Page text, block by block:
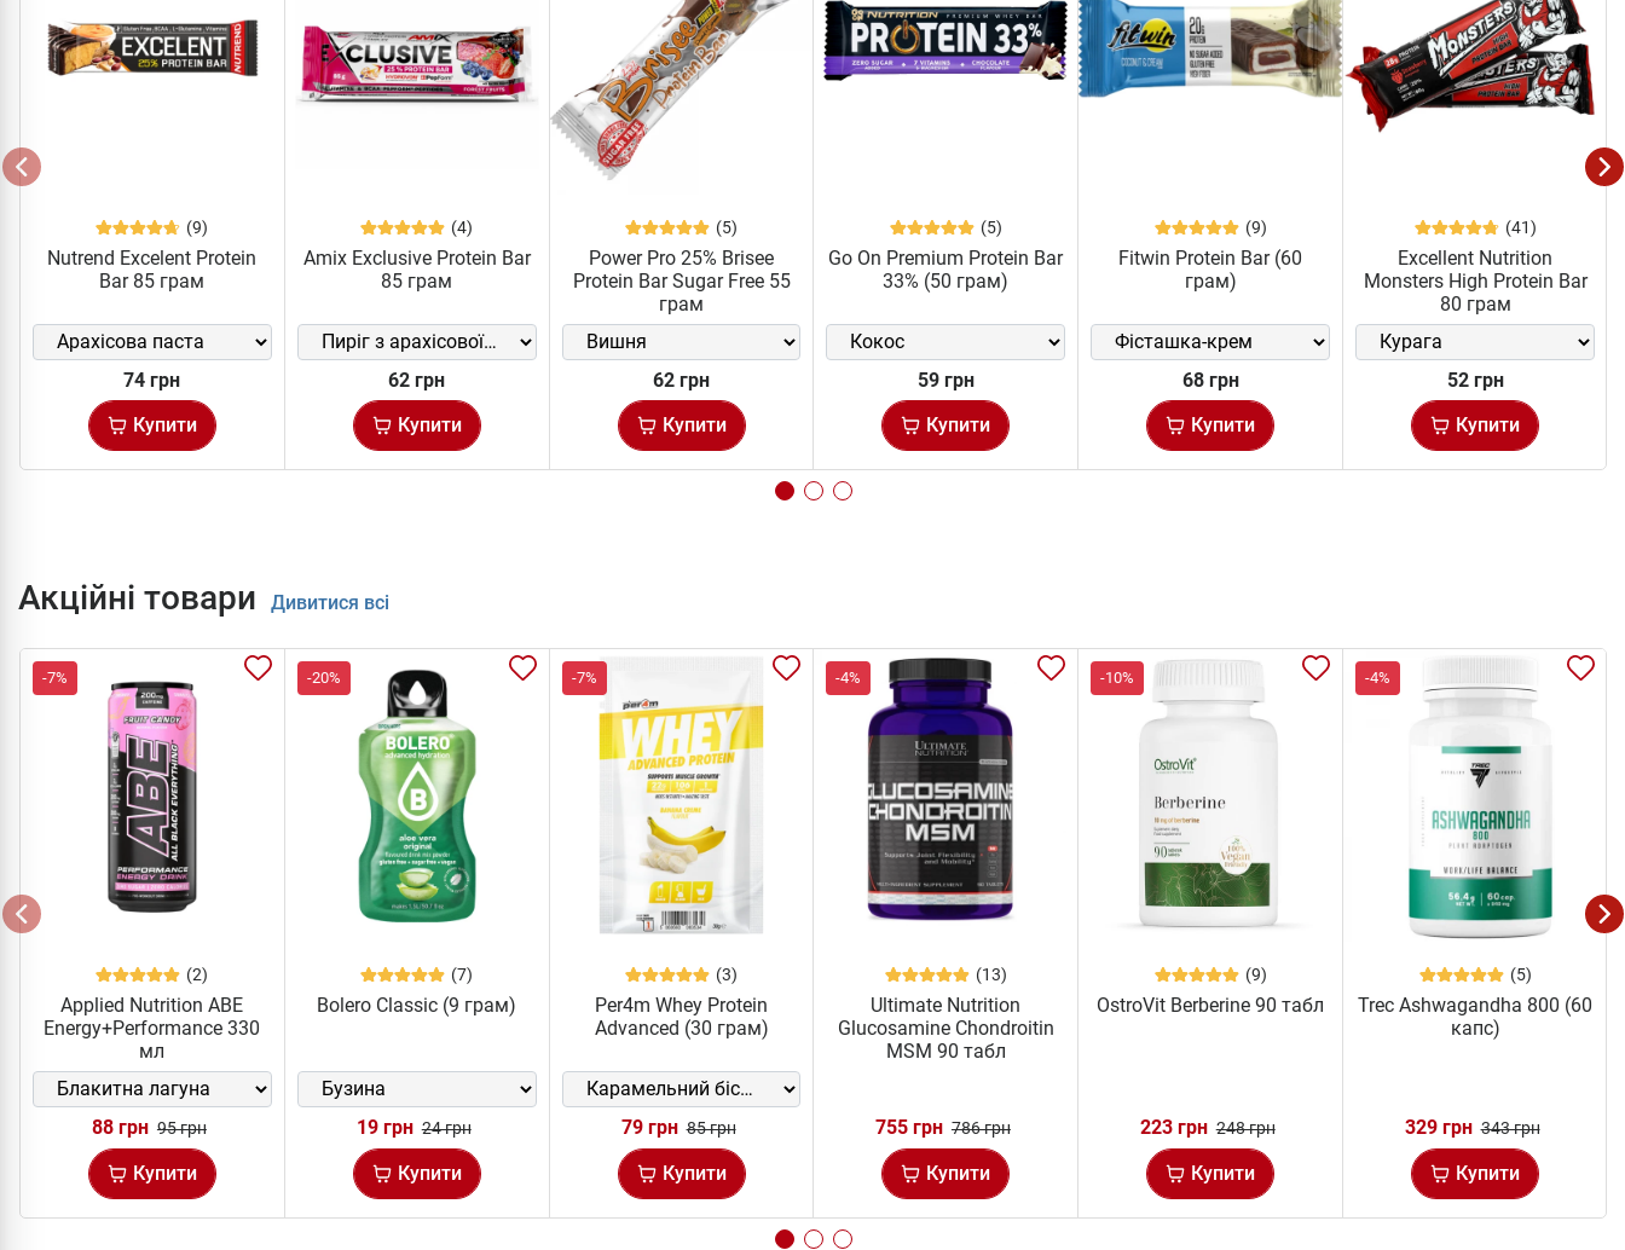
(9)
Nutrend Excelent Protein
Bar 85 грам
74 грн
Купити
(4)
Amix Exclusive Protein Bar
85 грам
62 грн
Купити
(5)
Power Pro 25% Brisee
Protein Bar Sugar Free 55
грам
62 грн
Купити
(5)
Go On Premium Protein Bar
33% (50 грам)
59 грн
Купити
(9)
Fitwin Protein Bar (60
грам)
68 грн
Купити
(41)
Excellent Nutrition
Monsters High Protein Bar
80 грам
52 грн
Купити
Акційні товари Дивитися всі
-7%
(2)
Applied Nutrition ABE
Energy+Performance 330
мл
88 грн 95 грн
Купити
-20%
(7)
Bolero Classic (9 грам)
19 грн 24 грн
Купити
-7%
(3)
Per4m Whey Protein
Advanced (30 грам)
79 грн 85 грн
Купити
-4%
(13)
Ultimate Nutrition
Glucosamine Chondroitin
MSM 90 табл
755 грн 786 грн
Купити
-10%
(9)
OstroVit Berberine 90 табл
223 грн 248 грн
Купити
-4%
(5)
Trec Ashwagandha 800 (60
капс)
329 грн 343 грн
Купити